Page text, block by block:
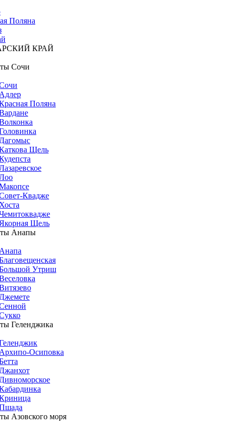
Поляна
КРАЙ
Сочи
Поляна
Щель
Квадже
Щель
Анапы
Утриш
Геленджика
Осиповка
Азовского моря